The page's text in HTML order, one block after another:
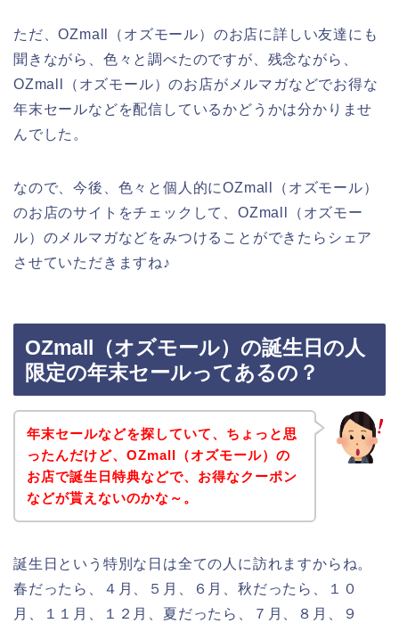
ただ、OZmall（オズモール）のお店に詳しい友達にも
聞きながら、色々と調べたのですが、残念ながら、
OZmall（オズモール）のお店がメルマガなどでお得な
年末セールなどを配信しているかどうかは分かりませ
んでした。
なので、今後、色々と個人的にOZmall（オズモール）
のお店のサイトをチェックして、OZmall（オズモー
ル）のメルマガなどをみつけることができたらシェア
させていただきますね♪
OZmall（オズモール）の誕生日の人
限定の年末セールってあるの？
年末セールなどを探していて、ちょっと思
ったんだけど、OZmall（オズモール）の
お店で誕生日特典などで、お得なクーポン
などが貰えないのかな～。
誕生日という特別な日は全ての人に訪れますからね。
春だったら、４月、５月、６月、秋だったら、１０
月、１１月、１２月、夏だったら、７月、８月、９